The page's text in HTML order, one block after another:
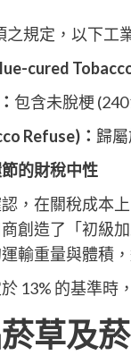
之規定，以下工
cured
包含未脫梗
Refuse)： 歸屬
的財稅中性
，在關稅成本
創造了「初級
輸重量與體積
13% 的基準時
草及